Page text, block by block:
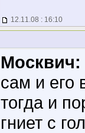
12.11.08 : 16:10
Москвич:
сам и его
тогда и
гниет с